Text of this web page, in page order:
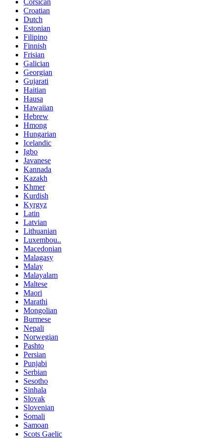
Croatian
Dutch
Estonian
Filipino
Finnish
Frisian
Galician
Georgian
Gujarati
Haitian
Hausa
Hawaiian
Hebrew
Hmong
Hungarian
Icelandic
Igbo
Javanese
Kannada
Kazakh
Khmer
Kurdish
Kyrgyz
Latin
Latvian
Lithuanian
Luxembou..
Macedonian
Malagasy
Malay
Malayalam
Maltese
Maori
Marathi
Mongolian
Burmese
Nepali
Norwegian
Pashto
Persian
Punjabi
Serbian
Sesotho
Sinhala
Slovak
Slovenian
Somali
Samoan
Scots Gaelic